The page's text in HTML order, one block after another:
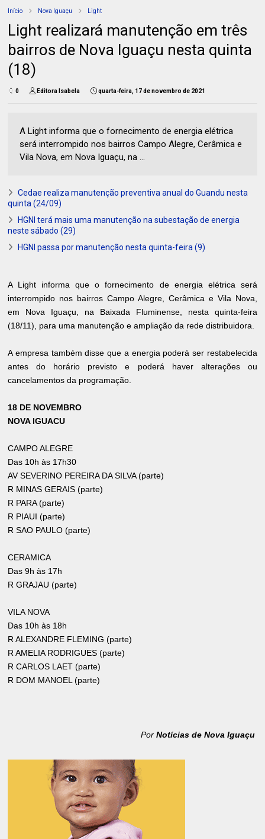
Início Nova Iguaçu Light
Light realizará manutenção em três
bairros de Nova Iguaçu nesta quinta
(18)
0 Editora Isabela quarta-feira, 17 de novembro de 2021
A Light informa que o fornecimento de energia elétrica
será interrompido nos bairros Campo Alegre, Cerâmica e
Vila Nova, em Nova Iguaçu, na ...
Cedae realiza manutenção preventiva anual do Guandu nesta
quinta (24/09)
HGNI terá mais uma manutenção na subestação de energia
neste sábado (29)
HGNI passa por manutenção nesta quinta-feira (9)
A Light informa que o fornecimento de energia elétrica será
interrompido nos bairros Campo Alegre, Cerâmica e Vila Nova,
em Nova Iguaçu, na Baixada Fluminense, nesta quinta-feira
(18/11), para uma manutenção e ampliação da rede distribuidora.
A empresa também disse que a energia poderá ser restabelecida
antes do horário previsto e poderá haver alterações ou
cancelamentos da programação.
18 DE NOVEMBRO
NOVA IGUACU
CAMPO ALEGRE
Das 10h às 17h30
AV SEVERINO PEREIRA DA SILVA (parte)
R MINAS GERAIS (parte)
R PARA (parte)
R PIAUI (parte)
R SAO PAULO (parte)
CERAMICA
Das 9h às 17h
R GRAJAU (parte)
VILA NOVA
Das 10h às 18h
R ALEXANDRE FLEMING (parte)
R AMELIA RODRIGUES (parte)
R CARLOS LAET (parte)
R DOM MANOEL (parte)
Por Notícias de Nova Iguaçu